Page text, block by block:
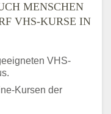
MENSCHEN
VHS-KURSE IN
VHS-
Kursen der